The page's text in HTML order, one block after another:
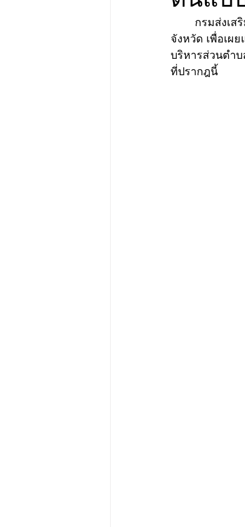
จังหวัด เพื่อเผ
บริหารส่วนตำ
ที่ปรากฎนี้